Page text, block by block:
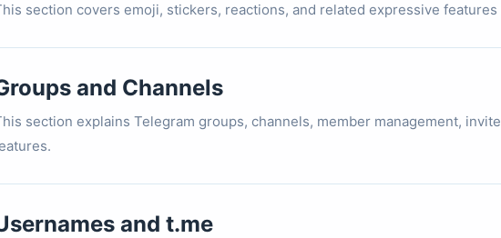
section covers emoji, stickers, reactions, and related expressive features
and Channels
section explains Telegram groups, channels, member management,
and t.me